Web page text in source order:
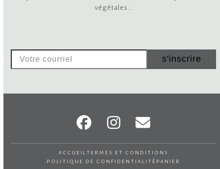
végétales…
Votre
s'inscrire
FacebookInstagram
Email
accueil termes et conditions
politique de confidentialité panier